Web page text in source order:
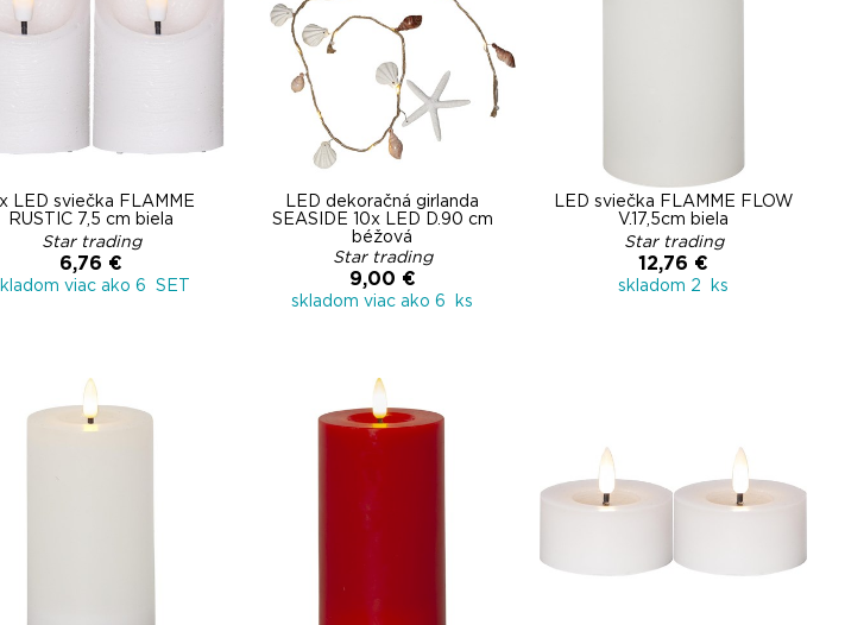
LED sviečka FLAMME
RUSTIC 7,5 cm biela
Star trading
6,76 €
viac ako 6 SET
LED dekoračná girlanda
SEASIDE 10x LED D.90 cm
béžová
Star trading
9,00 €
skladom viac ako 6 ks
LED sviečka FLAMME FLOW
V.17,5cm biela
Star trading
12,76 €
skladom 2 ks